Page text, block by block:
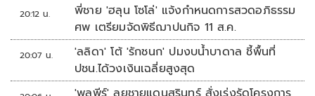
20:12 น.
พี่ชาย 'ฮลุน โซโล่' แจ้งกำหนดการสวดอภิธรรม
ศพ เตรียมจัดพิธีฌาปนกิจ 11 ส.ค.
20:07 น.
'ลลิดา' โต้ 'รักชนก' ปมงบน้ำบาดาล ชี้พื้นที่
ปชน.ได้วงเงินเฉลี่ยสูงสุด